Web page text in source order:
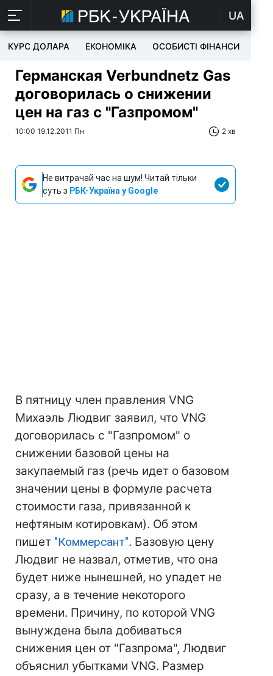
UA
КУРС ДОЛАРА ЕКОНОМІКА ОСОБИСТІ ФІНАНСИ
Германская Verbundnetz Gas
договорилась о снижении
цен на газ с "Газпромом"
10:00 19.12.2011 Пн 2 хв
Не витрачай час на шум! Читай тільки
суть з РБК-Україна у Google
В пятницу член правления VNG
Михаэль Людвиг заявил, что VNG
договорилась с "Газпромом" о
снижении базовой цены на
закупаемый газ (речь идет о базовом
значении цены в формуле расчета
стоимости газа, привязанной к
нефтяным котировкам). Об этом
пишет "Коммерсант". Базовую цену
Людвиг не назвал, отметив, что она
будет ниже нынешней, но упадет не
сразу, а в течение некоторого
времени. Причину, по которой VNG
вынуждена была добиваться
снижения цен от "Газпрома", Людвиг
объяснил убытками VNG. Размер